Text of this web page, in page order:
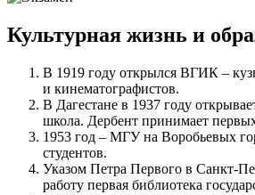
Культурная жизнь и
В 1919 году открылся ВГИК –
и кинематографистов.
В Дагестане в 1937 году
школа. Дербент принимает
1953 год – МГУ на Воробьевых
студентов.
Указом Петра Первого в Санкт-
работу первая библиотека